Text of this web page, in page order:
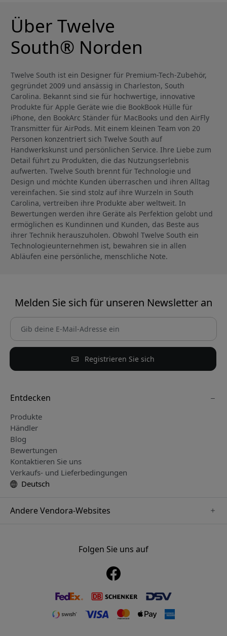
Über Twelve
South® Norden
Twelve South ist ein Designer für Premium-Tech-Zubehör,
gegründet 2009 und ansässig in Charleston, South
Carolina. Bekannt sind sie für hochwertige, innovative
Produkte für Apple Geräte wie die BookBook Hülle für
iPhone, den BookArc Ständer für MacBooks und den AirFly
Transmitter für AirPods. Mit einem kleinen Team von 20
Personen konzentriert sich Twelve South auf
Handwerkskunst und persönlichen Service. Ihre Liebe zum
Detail führt zu Produkten, die das Nutzungserlebnis
aufwerten. Twelve South brennt für Technologie und
Design und möchte Kunden überraschen und ihren Alltag
vereinfachen. Sie sind stolz auf ihre Wurzeln in South
Carolina, vertreiben ihre Produkte aber weltweit. In
Bewertungen werden ihre Geräte als Perfektion gelobt und
ermöglichen es Kundinnen und Kunden, das Beste aus
ihrer Technik herauszuholen. Obwohl Twelve South ein
Technologieunternehmen ist, bewahren sie in allen
Abläufen eine persönliche, menschliche Note.
Melden Sie sich für unseren Newsletter an
Registrieren Sie sich
Entdecken
Produkte
Händler
Blog
Bewertungen
Kontaktieren Sie uns
Verkaufs- und Lieferbedingungen
Deutsch
Andere Vendora-Websites
www.pipetto.se
Folgen Sie uns auf